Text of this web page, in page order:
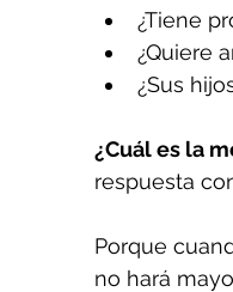
¿Tiene
¿Quiere
¿Sus
¿Cuál es la
respuesta
Porque
no hará